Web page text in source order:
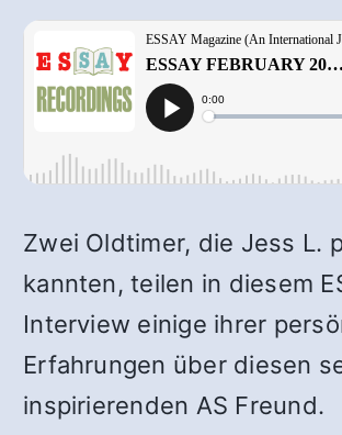
Zwei Oldtimer, die Jess L.
kannten, teilen in diesem
Interview einige ihrer
Erfahrungen über diesen
inspirierenden AS Freund.